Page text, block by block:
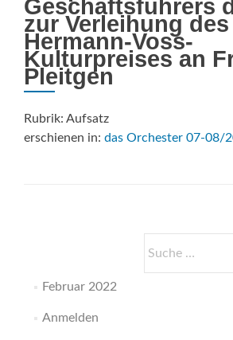
Geschäftsführers
zur Verleihung des
Hermann-Voss-
Kulturpreises an
Pleitgen
Rubrik: Aufsatz
erschienen in: das Orchester 07-08/
nach:
Februar 2022
Anmelden